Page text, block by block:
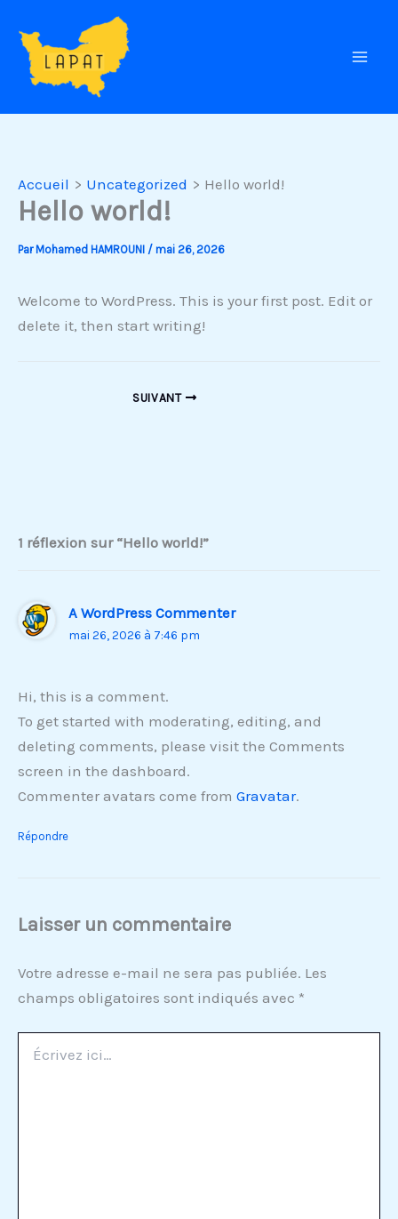
contenu
Accueil Uncategorized Hello world!
Hello world!
Par Mohamed HAMROUNI / mai 26, 2026
Welcome to WordPress. This is your first post. Edit or
delete it, then start writing!
SUIVANT
1 réflexion sur “Hello world!”
A WordPress Commenter
mai 26, 2026 à 7:46 pm
Hi, this is a comment.
To get started with moderating, editing, and
deleting comments, please visit the Comments
screen in the dashboard.
Commenter avatars come from Gravatar.
Répondre
Laisser un commentaire
Votre adresse e-mail ne sera pas publiée. Les
champs obligatoires sont indiqués avec *
ici…